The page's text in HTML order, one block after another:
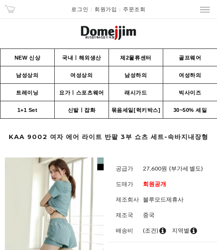
로그인 회원가입 주문조회
NEW 신상 국내ㅣ해외생산 제2물류센터 골프웨어
남성상의 여성상의 남성하의 여성하의
트레이닝 요가ㅣ스포츠웨어 래시가드 빅사이즈
1+1 Set 신발ㅣ잡화 묶음세일[럭키박스] 30~50% 세일
KAA 9002 여자 에어 라이트 반팔 3부 쇼츠 세트-속바지내장형
공급가 27,600원 (부가세 별도)
도매가 회원공개
제조회사 블루모드제휴사
제조국 중국
배송비 (조건) 지역별